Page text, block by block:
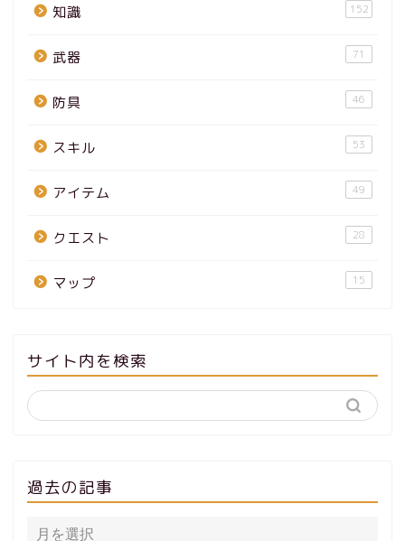
知識 152
武器 71
防具 46
スキル 53
アイテム 49
クエスト 28
マップ 15
サイト内を検索
過去の記事